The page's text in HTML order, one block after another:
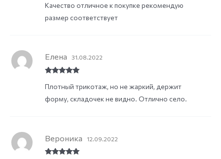
of 5
Качество отличное к покупке рекомендую
размер соответствует
of 5
Елена 31.08.2022
Плотный трикотаж, но не жаркий, держит
форму, складочек не видно. Отлично село.
Вероника 12.09.2022